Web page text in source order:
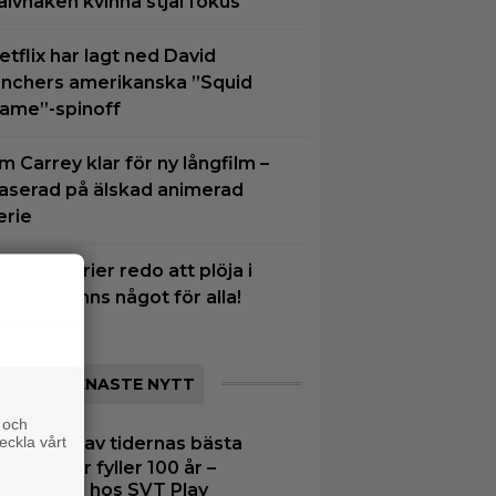
har lagt ned David
amerikanska ”Squid
spinoff
Carrey klar för ny långfilm –
på älskad animerad
nya tv-serier redo att plöja i
– finns något för alla!
SENASTE NYTT
|En av tidernas bästa
fyller 100 år –
den hos SVT Play
vårt